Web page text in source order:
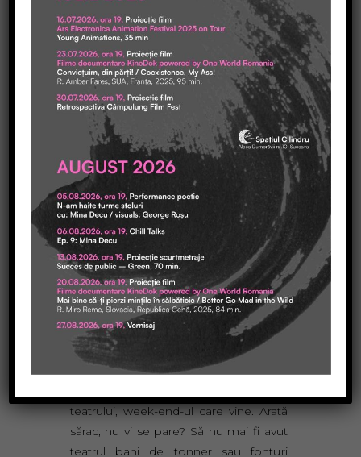
afiş de succes. Nu veţi mai avea
complexe faţă de nici un alt Cămin
Cultural concurent şi nimeni nu vă va
deranja cu prezenţa, ca şi până acum.
Astfel evitaţi şi situaţia neplăcută în
care nu aţi avea destule Diplome de
participare pentru toţi participanţii la
eveniment. Totul se leagă. Doar cine
nu face nu ştie. Dar noi, ăştia care
facem „evenimente”, numai noi ştim
cu ce ne confruntăm şi cât muncim!
De-acum cerem de la Administrativ
tonner în imprimantă şi mâine
printăm, că pe astăzi ne-o ajunge atâta
muncă creativă.
Trăgând un ochi pe net, pentru a mă
valida că poetica mea e mai de
necontrazis decât a lui Aristotel, am
teatrului, week-end-ul care vine. Arată
sărac, nu vi se pare? Să nu mai fi avut
teatrul bani de tonner sau fonturi